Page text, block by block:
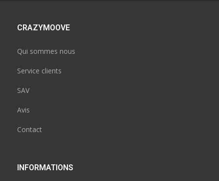
CRAZYMOOVE
Qui sommes nous
Service clients
SAV
Avis
Contact
INFORMATIONS